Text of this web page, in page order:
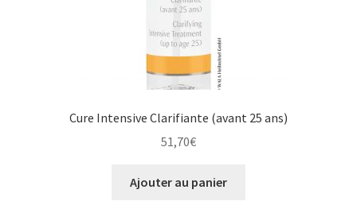
Cure Intensive Clarifiante (avant 25 ans)
51,70€
Ajouter au panier